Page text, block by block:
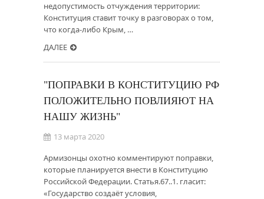
недопустимость отчуждения территории:
Конституция ставит точку в разговорах о том,
что когда-либо Крым, …
ДАЛЕЕ
"ПОПРАВКИ В КОНСТИТУЦИЮ РФ
ПОЛОЖИТЕЛЬНО ПОВЛИЯЮТ НА
НАШУ ЖИЗНЬ"
13 марта 2020
Армизонцы охотно комментируют поправки,
которые планируется внести в Конституцию
Российской Федерации. Статья.67..1. гласит:
«Государство создаёт условия,